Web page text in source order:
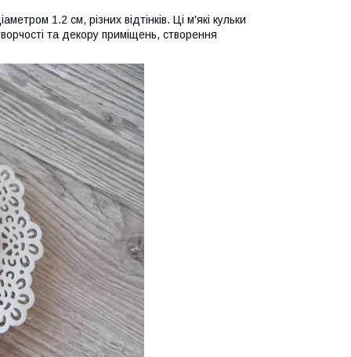
1.2 см, різних відтінків. Ці м'які кульки
та декору приміщень, створення